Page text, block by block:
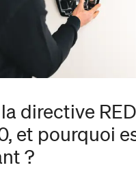
directive
et pourquoi
?